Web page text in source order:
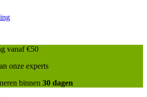
vanaf €50
onze experts
binnen 30 dagen